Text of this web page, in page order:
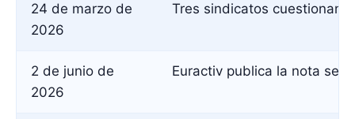
24 de marzo de
2026
Tres sindicatos cuestionan
2 de junio de
2026
Euractiv publica la nota